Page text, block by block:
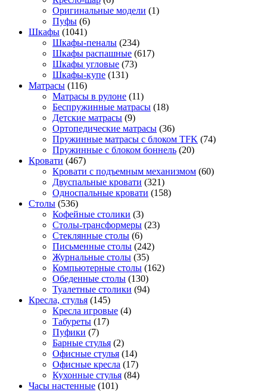
Оригинальные модели (1)
Пуфы (6)
Шкафы (1041)
Шкафы-пеналы (234)
Шкафы распашные (617)
Шкафы угловые (73)
Шкафы-купе (131)
Матрасы (116)
Матрасы в рулоне (11)
Беспружинные матрасы (18)
Детские матрасы (9)
Ортопедические матрасы (36)
Пружинные матрасы с блоком TFK (74)
Пружинные с блоком боннель (20)
Кровати (467)
Кровати с подъемным механизмом (60)
Двуспальные кровати (321)
Односпальные кровати (158)
Столы (536)
Кофейные столики (3)
Столы-трансформеры (23)
Стеклянные столы (6)
Письменные столы (242)
Журнальные столы (35)
Компьютерные столы (162)
Обеденные столы (130)
Туалетные столики (94)
Кресла, стулья (145)
Кресла игровые (4)
Табуреты (17)
Пуфики (7)
Барные стулья (2)
Офисные стулья (14)
Офисные кресла (17)
Кухонные стулья (84)
Часы настенные (101)